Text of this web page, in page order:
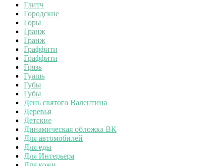
Глитч
Городские
Горы
Гранж
Гранж
Граффити
Граффити
Грязь
Гуашь
Губы
Губы
День святого Валентина
Деревья
Детские
Динамическая обложка ВК
Для автомобилей
Для еды
Для Интерьера